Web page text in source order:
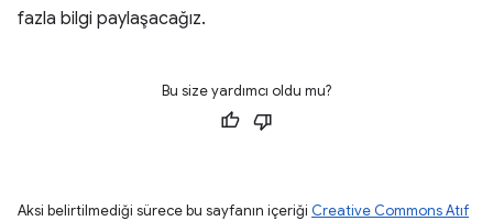
fazla bilgi paylaşacağız.
Bu size yardımcı oldu mu?
Aksi belirtilmediği sürece bu sayfanın içeriği Creative Commons Atıf